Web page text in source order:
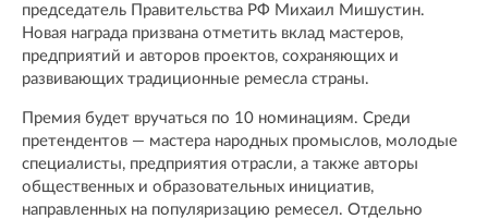
председатель Правительства РФ Михаил Мишустин.
Новая награда призвана отметить вклад мастеров,
предприятий и авторов проектов, сохраняющих и
развивающих традиционные ремесла страны.
Премия будет вручаться по 10 номинациям. Среди
претендентов — мастера народных промыслов, молодые
специалисты, предприятия отрасли, а также авторы
общественных и образовательных инициатив,
направленных на популяризацию ремесел. Отдельно